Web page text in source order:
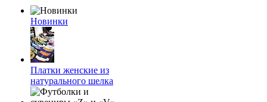
Новинки
Платки женские из
натурального шелка